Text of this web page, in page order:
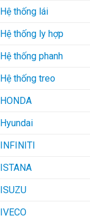
Hệ thống lái
Hệ thống ly hợp
Hệ thống phanh
Hệ thống treo
HONDA
Hyundai
INFINITI
ISTANA
ISUZU
IVECO